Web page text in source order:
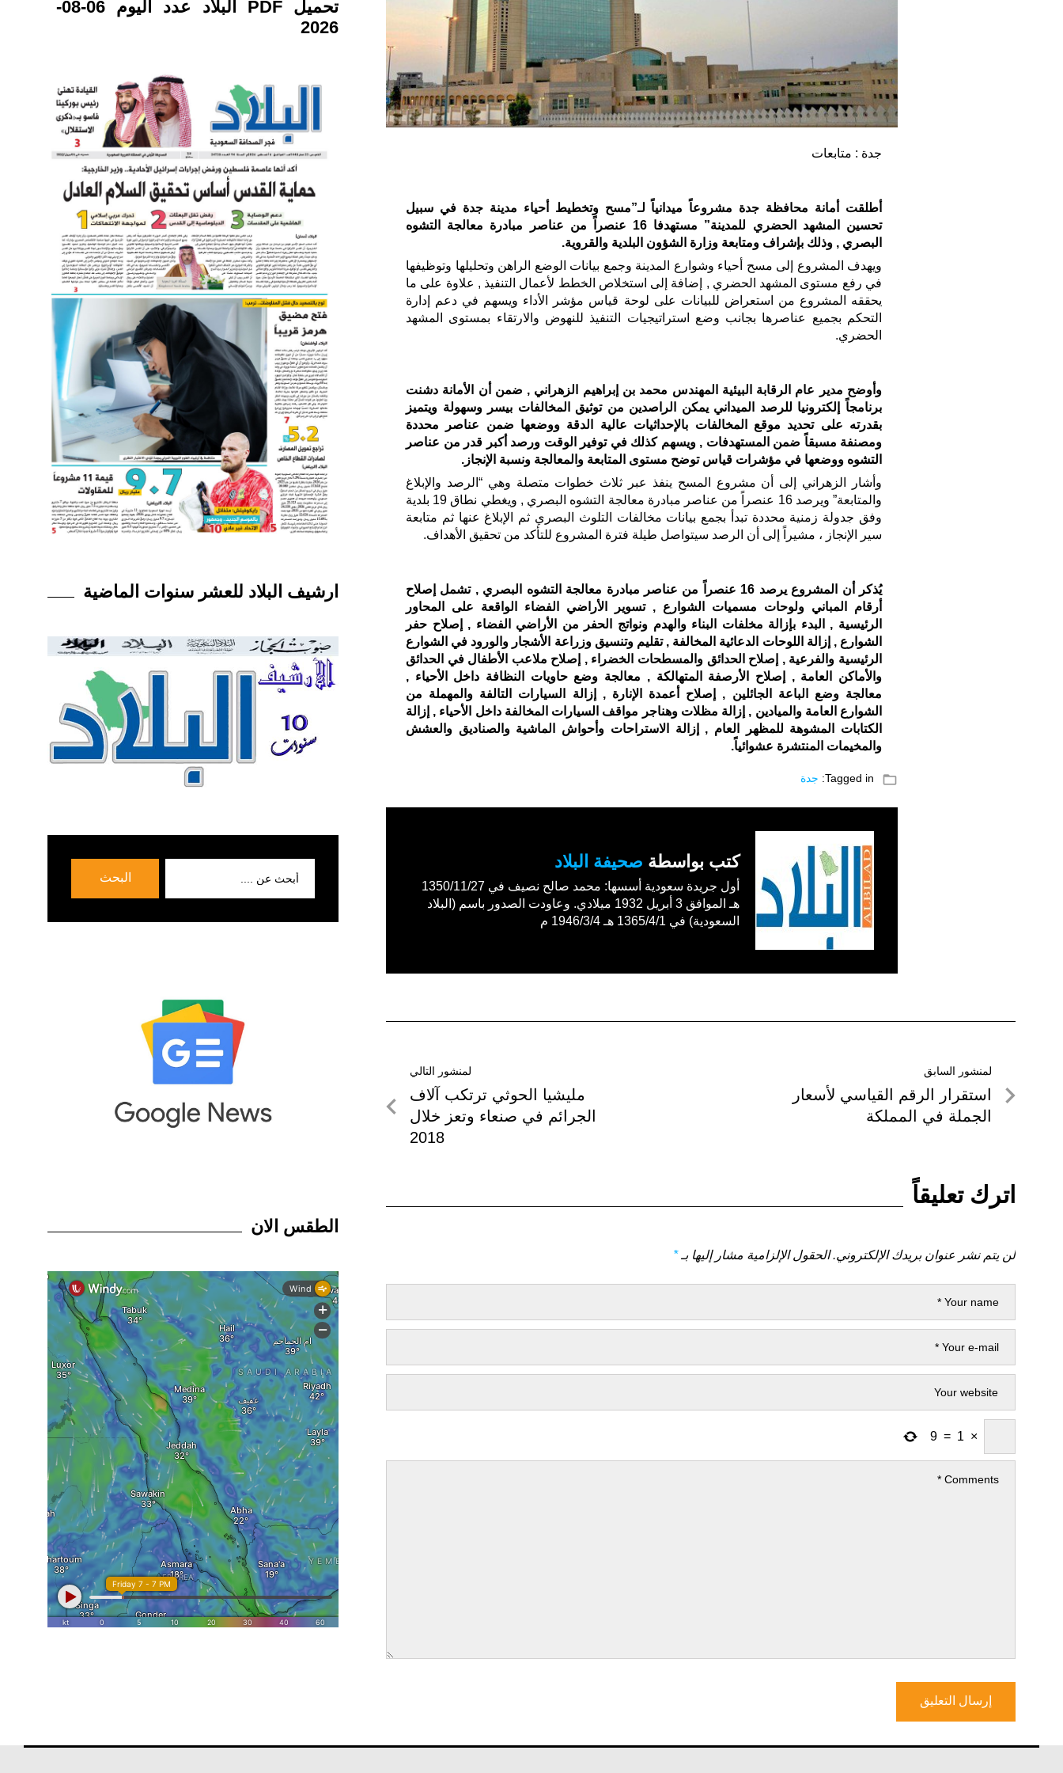
جدة : متابعات
أطلقت أمانة محافظة جدة مشروعاً ميدانياً لـ”مسح وتخطيط أحياء مدينة جدة في سبيل
تحسين المشهد الحضري للمدينة” مستهدفا 16 عنصراً من عناصر مبادرة معالجة التشوه
البصري , وذلك بإشراف ومتابعة وزارة الشؤون البلدية والقروية.
ويهدف المشروع إلى مسح أحياء وشوارع المدينة وجمع بيانات الوضع الراهن وتحليلها وتوظيفها
في رفع مستوى المشهد الحضري , إضافة إلى استخلاص الخطط لأعمال التنفيذ , علاوة على ما
يحققه المشروع من استعراض للبيانات على لوحة قياس مؤشر الأداء ويسهم في دعم إدارة
التحكم بجميع عناصرها بجانب وضع استراتيجيات التنفيذ للنهوض والارتقاء بمستوى المشهد
الحضري.
وأوضح مدير عام الرقابة البيئية المهندس محمد بن إبراهيم الزهراني , ضمن أن الأمانة دشنت
برنامجاً إلكترونيا للرصد الميداني يمكن الراصدين من توثيق المخالفات بيسر وسهولة ويتميز
بقدرته على تحديد موقع المخالفات بالإحداثيات عالية الدقة ووضعها ضمن عناصر محددة
ومصنفة مسبقاً ضمن المستهدفات , ويسهم كذلك في توفير الوقت ورصد أكبر قدر من عناصر
التشوه ووضعها في مؤشرات قياس توضح مستوى المتابعة والمعالجة ونسبة الإنجاز.
وأشار الزهراني إلى أن مشروع المسح ينفذ عبر ثلاث خطوات متصلة وهي “الرصد والإبلاغ
والمتابعة” ويرصد 16 عنصراً من عناصر مبادرة معالجة التشوه البصري , ويغطي نطاق 19 بلدية
وفق جدولة زمنية محددة تبدأ بجمع بيانات مخالفات التلوث البصري ثم الإبلاغ عنها ثم متابعة
سير الإنجاز ، مشيراً إلى أن الرصد سيتواصل طيلة فترة المشروع للتأكد من تحقيق الأهداف.
يُذكر أن المشروع يرصد 16 عنصراً من عناصر مبادرة معالجة التشوه البصري , تشمل إصلاح
أرقام المباني ولوحات مسميات الشوارع , تسوير الأراضي الفضاء الواقعة على المحاور
الرئيسية , البدء بإزالة مخلفات البناء والهدم ونواتج الحفر من الأراضي الفضاء , إصلاح حفر
الشوارع , إزالة اللوحات الدعائية المخالفة , تقليم وتنسيق وزراعة الأشجار والورود في الشوارع
الرئيسية والفرعية , إصلاح الحدائق والمسطحات الخضراء , إصلاح ملاعب الأطفال في الحدائق
والأماكن العامة , إصلاح الأرصفة المتهالكة , معالجة وضع حاويات النظافة داخل الأحياء ,
معالجة وضع الباعة الجائلين , إصلاح أعمدة الإنارة , إزالة السيارات التالفة والمهملة من
الشوارع العامة والميادين , إزالة مظلات وهناجر مواقف السيارات المخالفة داخل الأحياء , إزالة
الكتابات المشوهة للمظهر العام , إزالة الاستراحات وأحواش الماشية والصناديق والعشش
والمخيمات المنتشرة عشوائياً.
folder_open
Tagged in: جدة
كتب بواسطة صحيفة البلاد
أول جريدة سعودية أسسها: محمد صالح نصيف في 1350/11/27
هـ الموافق 3 أبريل 1932 ميلادي. وعاودت الصدور باسم (البلاد
السعودية) في 1365/4/1 هـ 1946/3/4 م
تصفّح
المقالات
لمنشور السابق
لمنشور
السابق
استقرار الرقم القياسي لأسعار
الجملة في المملكة
لمنشور التالي
لمنشور
التالي
مليشيا الحوثي ترتكب آلاف
الجرائم في صنعاء وتعز خلال
2018
اترك تعليقاً
لن يتم نشر عنوان بريدك الإلكتروني. الحقول الإلزامية مشار إليها بـ*
×
1
=
9
تحميل PDF البلاد عدد اليوم 06-08-
2026
ارشيف البلاد للعشر سنوات الماضية
البحث
الطقس الان